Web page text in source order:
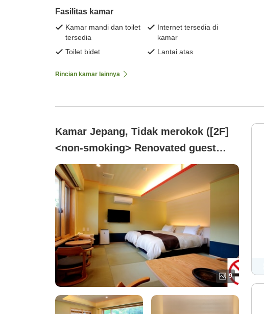
Fasilitas kamar
Kamar mandi dan toilet
tersedia
Internet tersedia di
kamar
Toilet bidet
Lantai atas
Rincian kamar lainnya
Kamar Jepang, Tidak merokok ([2F]
<non-smoking> Renovated guest
room with hot spring 'Akane' 12
tatami / Roadside)
9